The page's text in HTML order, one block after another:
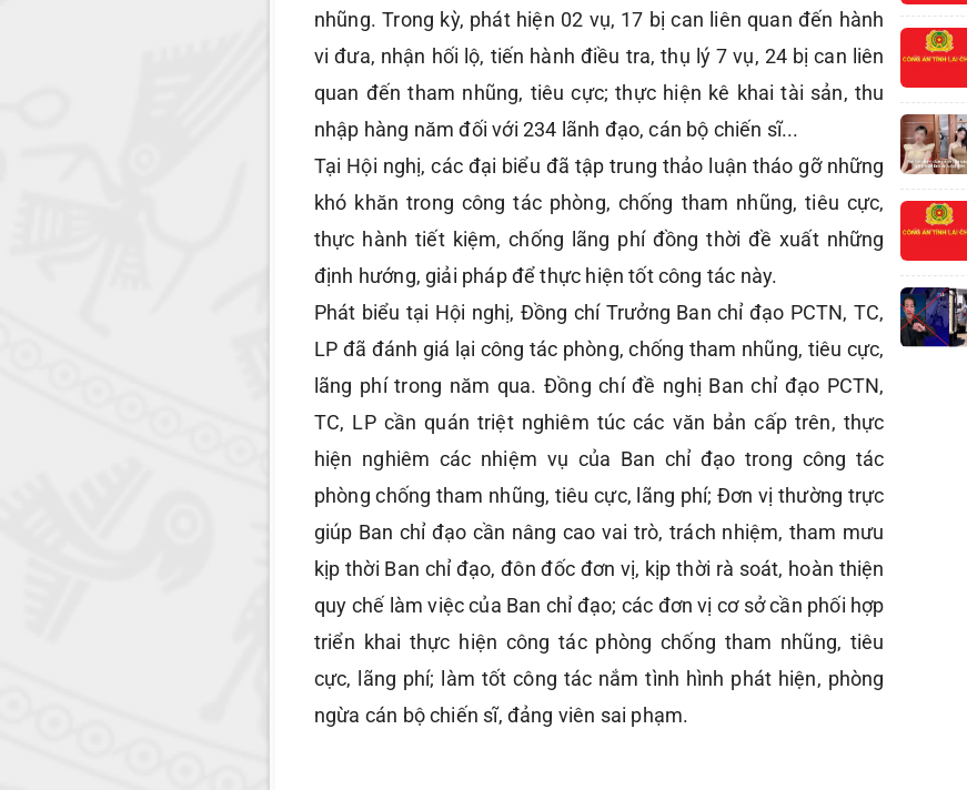
nhũng. Trong kỳ, phát hiện 02 vụ, 17 bị can liên quan đến hành
vi đưa, nhận hối lộ, tiến hành điều tra, thụ lý 7 vụ, 24 bị can liên
quan đến tham nhũng, tiêu cực; thực hiện kê khai tài sản, thu
nhập hàng năm đối với 234 lãnh đạo, cán bộ chiến sĩ...
Tại Hội nghị, các đại biểu đã tập trung thảo luận tháo gỡ những
khó khăn trong công tác phòng, chống tham nhũng, tiêu cực,
thực hành tiết kiệm, chống lãng phí đồng thời đề xuất những
định hướng, giải pháp để thực hiện tốt công tác này.
Phát biểu tại Hội nghị, Đồng chí Trưởng Ban chỉ đạo PCTN, TC,
LP đã đánh giá lại công tác phòng, chống tham nhũng, tiêu cực,
lãng phí trong năm qua. Đồng chí đề nghị Ban chỉ đạo PCTN,
TC, LP cần quán triệt nghiêm túc các văn bản cấp trên, thực
hiện nghiêm các nhiệm vụ của Ban chỉ đạo trong công tác
phòng chống tham nhũng, tiêu cực, lãng phí; Đơn vị thường trực
giúp Ban chỉ đạo cần nâng cao vai trò, trách nhiệm, tham mưu
kịp thời Ban chỉ đạo, đôn đốc đơn vị, kịp thời rà soát, hoàn thiện
quy chế làm việc của Ban chỉ đạo; các đơn vị cơ sở cần phối hợp
triển khai thực hiện công tác phòng chống tham nhũng, tiêu
cực, lãng phí; làm tốt công tác nắm tình hình phát hiện, phòng
ngừa cán bộ chiến sĩ, đảng viên sai phạm.